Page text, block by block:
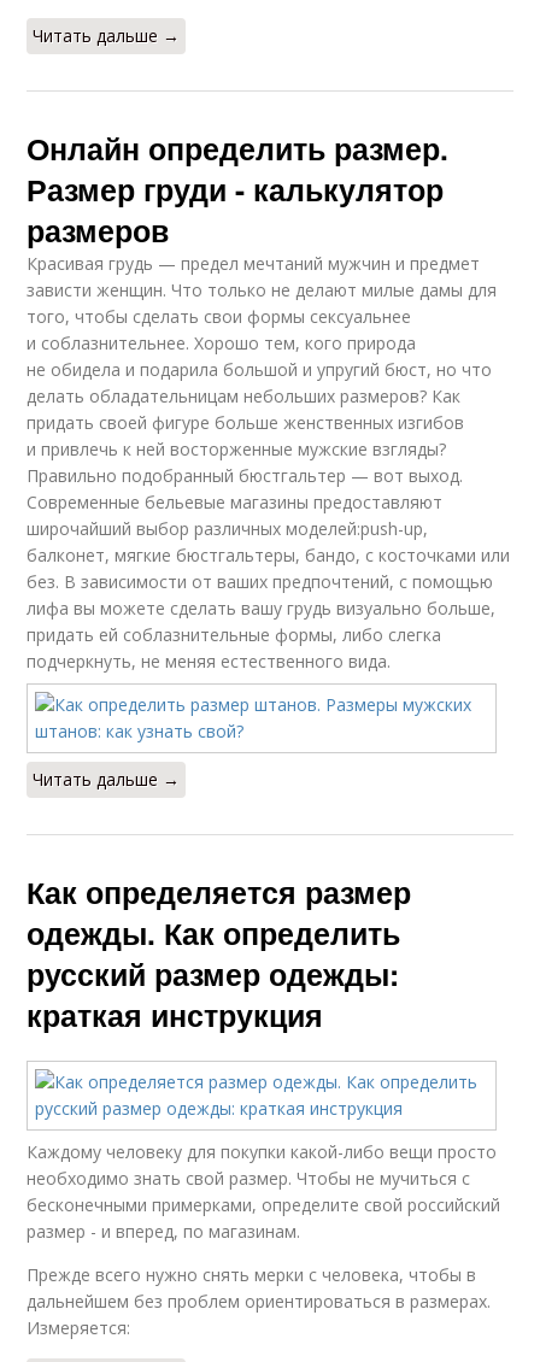
Читать дальше →
Онлайн определить размер.
Размер груди - калькулятор
размеров
Красивая грудь — предел мечтаний мужчин и предмет
зависти женщин. Что только не делают милые дамы для
того, чтобы сделать свои формы сексуальнее
и соблазнительнее. Хорошо тем, кого природа
не обидела и подарила большой и упругий бюст, но что
делать обладательницам небольших размеров? Как
придать своей фигуре больше женственных изгибов
и привлечь к ней восторженные мужские взгляды?
Правильно подобранный бюстгальтер — вот выход.
Современные бельевые магазины предоставляют
широчайший выбор различных моделей:push-up,
балконет, мягкие бюстгальтеры, бандо, с косточками или
без. В зависимости от ваших предпочтений, с помощью
лифа вы можете сделать вашу грудь визуально больше,
придать ей соблазнительные формы, либо слегка
подчеркнуть, не меняя естественного вида.
Читать дальше →
Как определяется размер
одежды. Как определить
русский размер одежды:
краткая инструкция
Каждому человеку для покупки какой-либо вещи просто
необходимо знать свой размер. Чтобы не мучиться с
бесконечными примерками, определите свой российский
размер - и вперед, по магазинам.
Прежде всего нужно снять мерки с человека, чтобы в
дальнейшем без проблем ориентироваться в размерах.
Измеряется: